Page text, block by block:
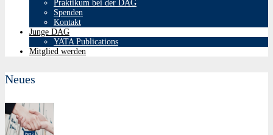
Praktikum bei der DAG
Spenden
Kontakt
Junge DAG
YATA Publications
Mitglied werden
Neues